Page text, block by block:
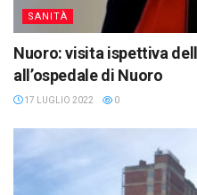
SANITÀ
Nuoro: visita ispettiva
all’ospedale di Nuoro
17 LUGLIO 2022 0